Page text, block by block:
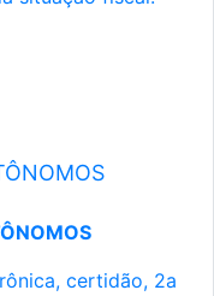
certidão, 2a